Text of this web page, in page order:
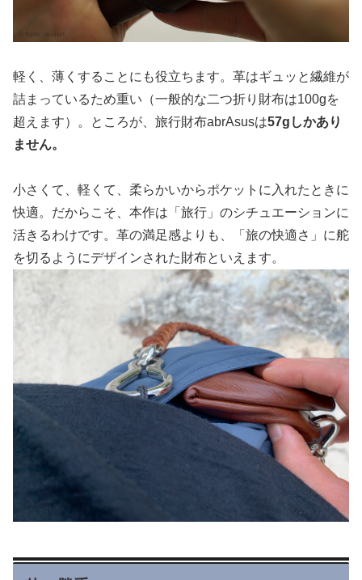
軽く、薄くすることにも役立ちます。革はギュッと繊維が
詰まっているため重い（一般的な二つ折り財布は100gを
超えます）。ところが、旅行財布abrAsusは57gしかあり
ません。
小さくて、軽くて、柔らかいからポケットに入れたときに
快適。だからこそ、本作は「旅行」のシチュエーションに
活きるわけです。革の満足感よりも、「旅の快適さ」に舵
を切るようにデザインされた財布といえます。